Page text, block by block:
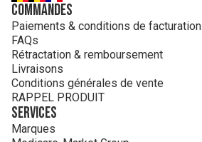
Commandes
Paiements & conditions de facturation
FAQs
Rétractation & remboursement
Livraisons
Conditions générales de vente
RAPPEL PRODUIT
Services
Marques